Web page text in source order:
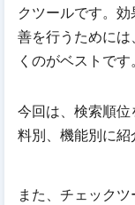
クツールです。
善を行うために
くのがベストです。
今回は、検索順
料別、機能別に紹
また、チェック